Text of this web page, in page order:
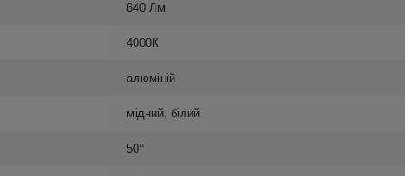
640 Лм
4000К
алюміній
мідний, білий
50°